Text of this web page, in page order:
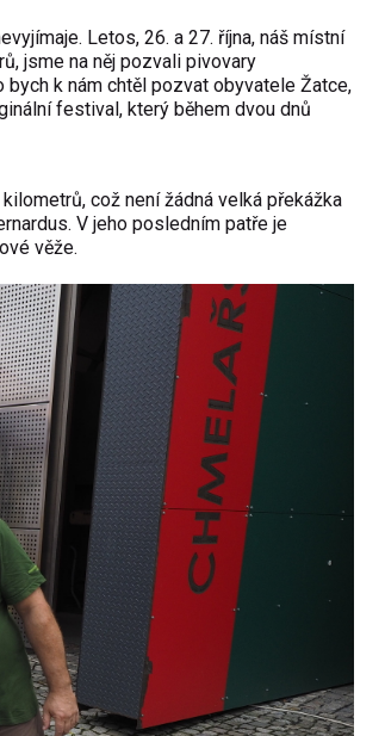
Letos, 26. a 27. října, náš místní
jsme na něj pozvali pivovary
bych k nám chtěl pozvat obyvatele Žatce,
festival, který během dvou dnů
což není žádná velká překážka
V jeho posledním patře je
věže.